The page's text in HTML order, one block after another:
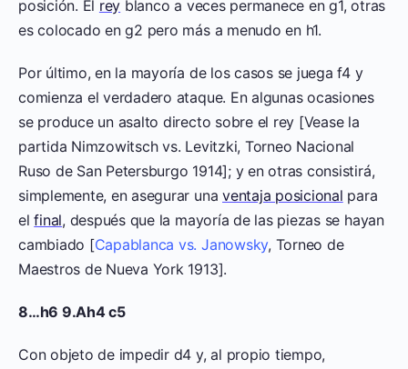
posición. El rey blanco a veces permanece en g1, otras
es colocado en g2 pero más a menudo en h1.
Por último, en la mayoría de los casos se juega f4 y
comienza el verdadero ataque. En algunas ocasiones
se produce un asalto directo sobre el rey [Vease la
partida Nimzowitsch vs. Levitzki, Torneo Nacional
Ruso de San Petersburgo 1914]; y en otras consistirá,
simplemente, en asegurar unaventaja posicional para
elfinal, después que la mayoría de las piezas se hayan
cambiado [Capablanca vs. Janowsky, Torneo de
Maestros de Nueva York 1913].
8…h6 9.Ah4 c5
Con objeto de impedir d4 y, al propio tiempo,